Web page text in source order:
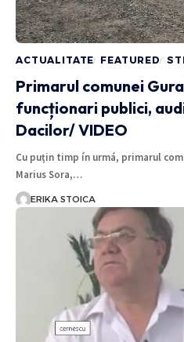
ACTUALITATE FEATURED
Primarul comunei
funcționari publici,
Dacilor/ VIDEO
Cu puțin timp ín urmá, primarul
Marius Sora,…
ERIKA STOICA